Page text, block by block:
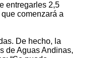
entregarles 2,5
comenzará a
De hecho, la
de Aguas Andinas,